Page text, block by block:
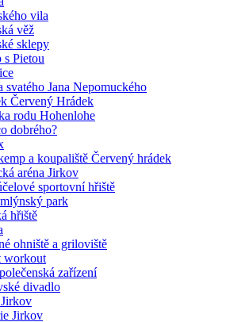
vila
věž
sklepy
s Pietou
svatého Jana Nepomuckého
Červený Hrádek
rodu Hohenlohe
dobrého?
a koupaliště Červený hrádek
aréna Jirkov
sportovní hřiště
park
hřiště
ohniště a griloviště
workout
zařízení
divadlo
Jirkov